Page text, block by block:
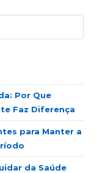
Por Que
Faz Diferença
para Manter a
da Saúde